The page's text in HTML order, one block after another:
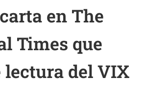
en The
Times que
lectura del VIX